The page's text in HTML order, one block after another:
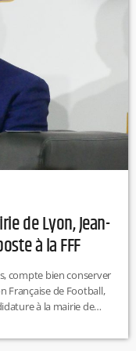
de Lyon, Jean-
à la FFF
compte bien conserver
Française de Football,
à la mairie de
Lundi prochain,